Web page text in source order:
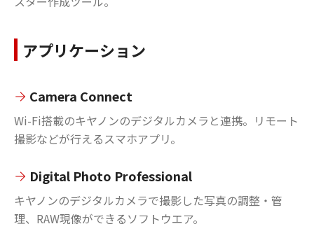
アプリケーション
Camera Connect
Wi-Fi搭載のキヤノンのデジタルカメラと連携。リモート
撮影などが行えるスマホアプリ。
Digital Photo Professional
キヤノンのデジタルカメラで撮影した写真の調整・管
理、RAW現像ができるソフトウエア。